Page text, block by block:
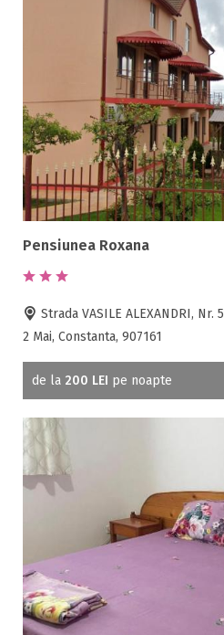
Pensiunea Roxana
Strada VASILE ALEXANDRI, Nr. 5
2 Mai, Constanta, 907161
de la 200 LEI pe noapte